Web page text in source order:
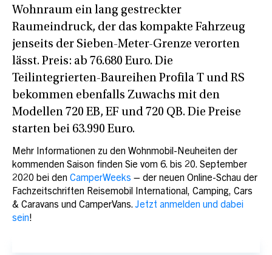
Wohnraum ein lang gestreckter
Raumeindruck, der das kompakte Fahrzeug
jenseits der Sieben-Meter-Grenze verorten
lässt. Preis: ab 76.680 Euro. Die
Teilintegrierten-Baureihen Profila T und RS
bekommen ebenfalls Zuwachs mit den
Modellen 720 EB, EF und 720 QB. Die Preise
starten bei 63.990 Euro.
Mehr Informationen zu den Wohnmobil-Neuheiten der
kommenden Saison finden Sie vom 6. bis 20. September
2020 bei den CamperWeeks – der neuen Online-Schau der
Fachzeitschriften Reisemobil International, Camping, Cars
& Caravans und CamperVans.Jetzt anmelden und dabei
sein!